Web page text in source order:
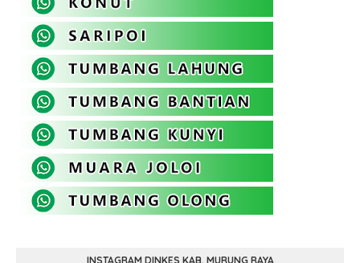
INSTAGRAM DINKES KAB. MURUNG RAYA